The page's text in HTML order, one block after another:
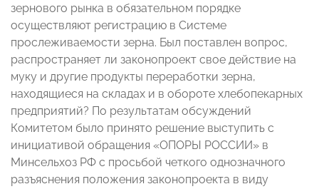
зернового рынка в обязательном порядке
осуществляют регистрацию в Системе
прослеживаемости зерна. Был поставлен вопрос,
распространяет ли законопроект свое действие на
муку и другие продукты переработки зерна,
находящиеся на складах и в обороте хлебопекарных
предприятий? По результатам обсуждений
Комитетом было принято решение выступить с
инициативой обращения «ОПОРЫ РОССИИ» в
Минсельхоз РФ с просьбой четкого однозначного
разъяснения положения законопроекта в виду